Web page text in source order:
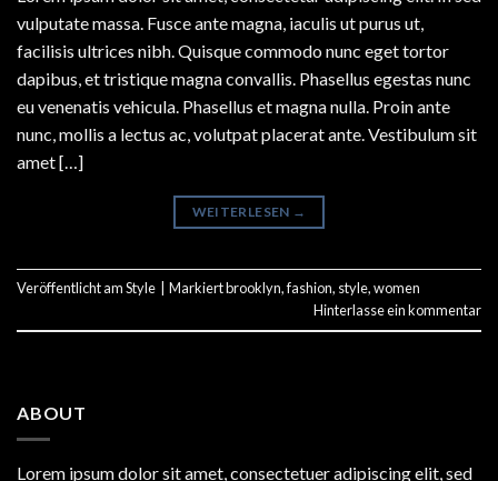
vulputate massa. Fusce ante magna, iaculis ut purus ut,
facilisis ultrices nibh. Quisque commodo nunc eget tortor
dapibus, et tristique magna convallis. Phasellus egestas nunc
eu venenatis vehicula. Phasellus et magna nulla. Proin ante
nunc, mollis a lectus ac, volutpat placerat ante. Vestibulum sit
amet […]
WEITERLESEN →
Veröffentlicht amStyle Markiertbrooklyn,fashion, style,women
Hinterlasse ein kommentar
ABOUT
Lorem ipsum dolor sit amet, consectetuer adipiscing elit, sed